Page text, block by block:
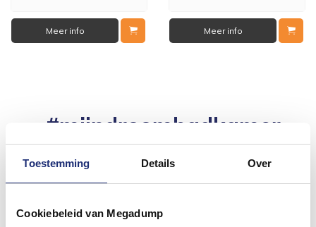
Toestemming Details Over
Cookiebeleid van Megadump
Meer info Meer info
#mijndroombadkamer
Wij geloven in de kracht van delen. Deel jouw
badkamer op Instagram met #mijndroombadkamer
en tag @megadumpnl. Samen bouwen we een
inspirerende omgeving vol met unieke